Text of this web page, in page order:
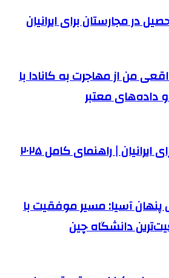
در مجارستان برای ایرانیان
من از مهاجرت به کانادا با
و داده‌های معتبر
| راهنمای کامل ۲۰۲۵
پنهان آسیا: مسیر موفقیت با
دانشگاه چین